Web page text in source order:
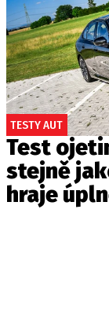
TESTY AUT
Test
stejně
hraje